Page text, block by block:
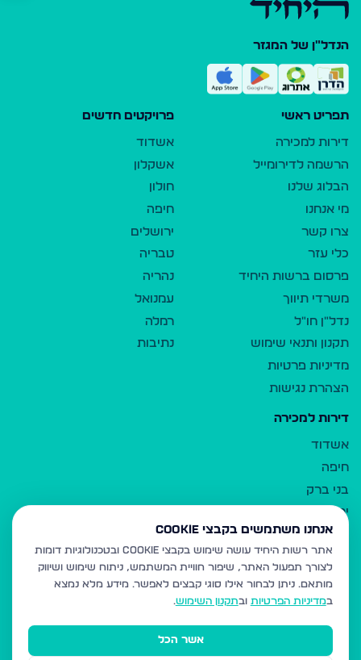
הנדל"ן של המגזר
תפריט ראשי
דירות למכירה
הרשמה לדירומייל
הבלוג שלנו
מי אנחנו
צרו קשר
כלי עזר
פרסום ברשות היחיד
משרדי תיווך
נדל"ן חו"ל
תקנון ותנאי שימוש
מדיניות פרטיות
הצהרת נגישות
פרויקטים חדשים
אשדוד
אשקלון
חולון
חיפה
ירושלים
טבריה
נהריה
עמנואל
רמלה
נתיבות
דירות למכירה
אשדוד
חיפה
בני ברק
ירושלים
אלעד
גבעת זאב
בית שמש
רכסים
מודיעין עילית
אנחנו משתמשים בקבצי Cookie
אתר רשות היחיד עושה שימוש בקבצי Cookie ובטכנולוגיות דומות
לצורך תפעול האתר, שיפור חוויית המשתמש, ניתוח שימוש ושיווק
מותאם. ניתן לבחור אילו סוגי קבצים לאפשר. מידע מלא נמצא
במדיניות הפרטיות ובתקנון השימוש.
אשר הכל